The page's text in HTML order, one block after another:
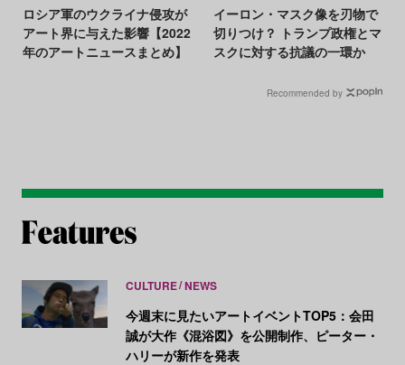
ロシア軍のウクライナ侵攻が
アート界に与えた影響【2022
年のアートニュースまとめ】
イーロン・マスク像を刃物で
切りつけ？ トランプ政権とマ
スクに対する抗議の一環か
Recommended by
CULTURE NEWS
今週末に見たいアートイベントTOP5：会田
誠が大作《混浴図》を公開制作、ピーター・
ハリーが新作を発表